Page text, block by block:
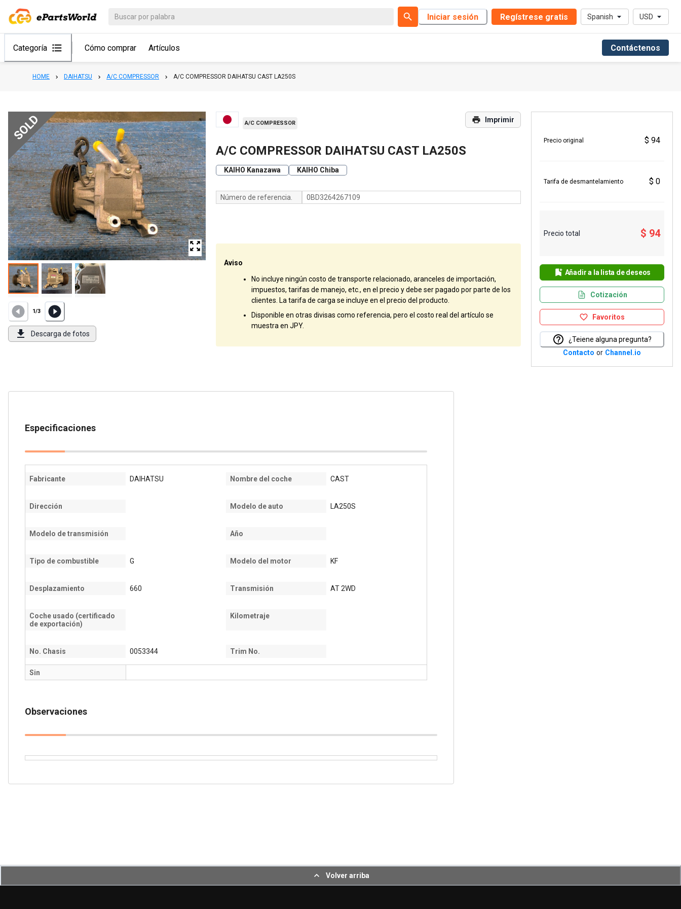
Iniciar sesión Regístrese gratis Spanish USD
Categoría Cómo comprar Artículos Contáctenos
HOME DAIHATSU A/C COMPRESSOR A/C COMPRESSOR DAIHATSU CAST LA250S
SOLD
1/3
Descarga de fotos
A/C COMPRESSOR Imprimir
A/C COMPRESSOR DAIHATSU CAST LA250S
KAIHO Kanazawa KAIHO Chiba
Número de referencia. 0BD3264267109
Aviso
No incluye ningún costo de transporte relacionado, aranceles de importación,
impuestos, tarifas de manejo, etc., en el precio y debe ser pagado por parte de los
clientes. La tarifa de carga se incluye en el precio del producto.
Disponible en otras divisas como referencia, pero el costo real del artículo se
muestra en JPY.
Precio original $ 94
Tarifa de desmantelamiento $ 0
Precio total $ 94
Añadir a la lista de deseos
Cotización
Favoritos
¿Teiene alguna pregunta?
Contacto or Channel.io
Especificaciones
Fabricante DAIHATSU Nombre del coche CAST
Dirección Modelo de auto LA250S
Modelo de transmisión Año
Tipo de combustible G Modelo del motor KF
Desplazamiento 660 Transmisión AT 2WD
Coche usado (certificado
de exportación)
Kilometraje
No. Chasis 0053344 Trim No.
Sin
Observaciones
Volver arriba